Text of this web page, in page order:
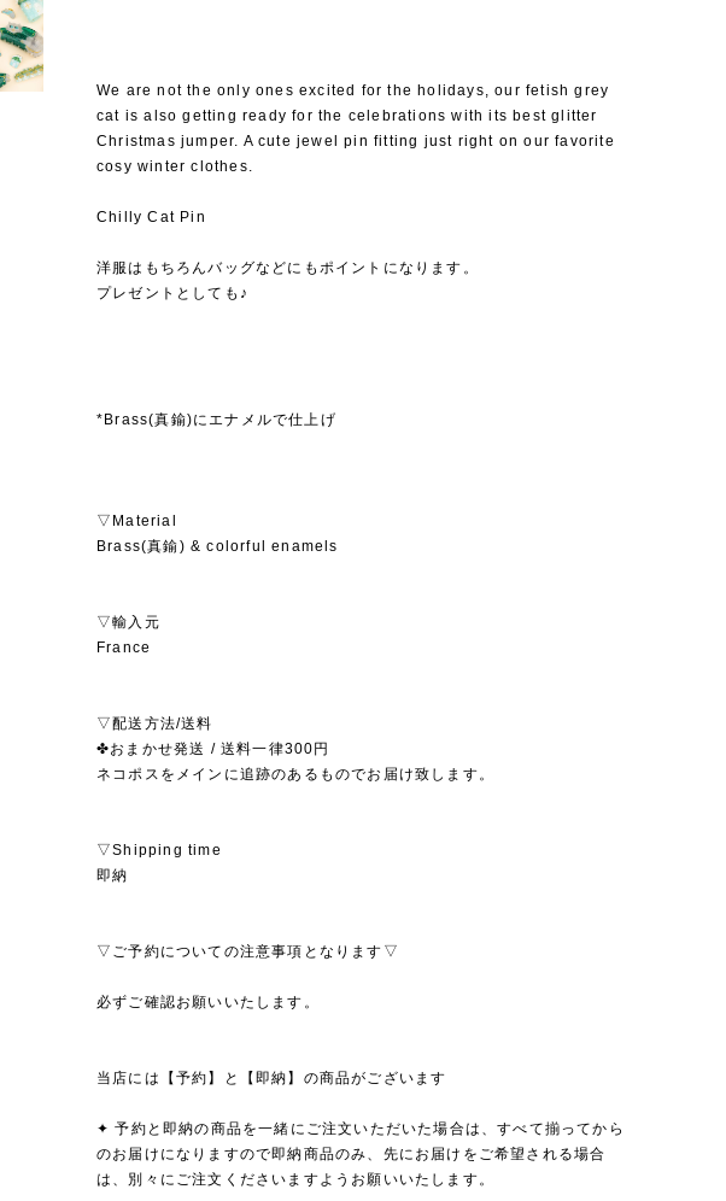
We are not the only ones excited for the holidays, our fetish grey
cat is also getting ready for the celebrations with its best glitter
Christmas jumper. A cute jewel pin fitting just right on our favorite
cosy winter clothes.
Chilly Cat Pin
洋服はもちろんバッグなどにもポイントになります。
プレゼントとしても♪
*Brass(真鍮)にエナメルで仕上げ
▽Material
Brass(真鍮) & colorful enamels
▽輸入元
France
▽配送方法/送料
✤おまかせ発送 / 送料一律300円
ネコポスをメインに追跡のあるものでお届け致します。
▽Shipping time
即納
▽ご予約についての注意事項となります▽
必ずご確認お願いいたします。
当店には【予約】と【即納】の商品がございます
✦ 予約と即納の商品を一緒にご注文いただいた場合は、すべて揃ってから
のお届けになりますので即納商品のみ、先にお届けをご希望される場合
は、別々にご注文くださいますようお願いいたします。